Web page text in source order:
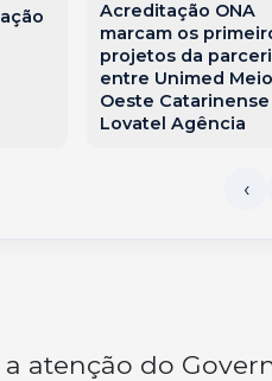
Acreditação ONA
marcam os
projetos da
entre Unimed Meio
Oeste Catarinense
Lovatel Agência
atenção do